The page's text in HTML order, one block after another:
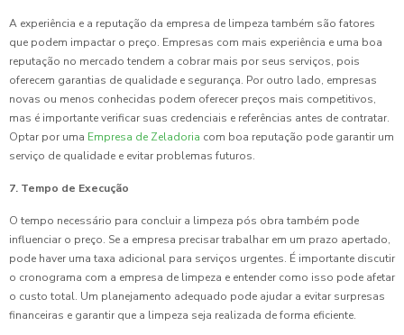
A experiência e a reputação da empresa de limpeza também são fatores
que podem impactar o preço. Empresas com mais experiência e uma boa
reputação no mercado tendem a cobrar mais por seus serviços, pois
oferecem garantias de qualidade e segurança. Por outro lado, empresas
novas ou menos conhecidas podem oferecer preços mais competitivos,
mas é importante verificar suas credenciais e referências antes de contratar.
Optar por uma Empresa de Zeladoria com boa reputação pode garantir um
serviço de qualidade e evitar problemas futuros.
7. Tempo de Execução
O tempo necessário para concluir a limpeza pós obra também pode
influenciar o preço. Se a empresa precisar trabalhar em um prazo apertado,
pode haver uma taxa adicional para serviços urgentes. É importante discutir
o cronograma com a empresa de limpeza e entender como isso pode afetar
o custo total. Um planejamento adequado pode ajudar a evitar surpresas
financeiras e garantir que a limpeza seja realizada de forma eficiente.